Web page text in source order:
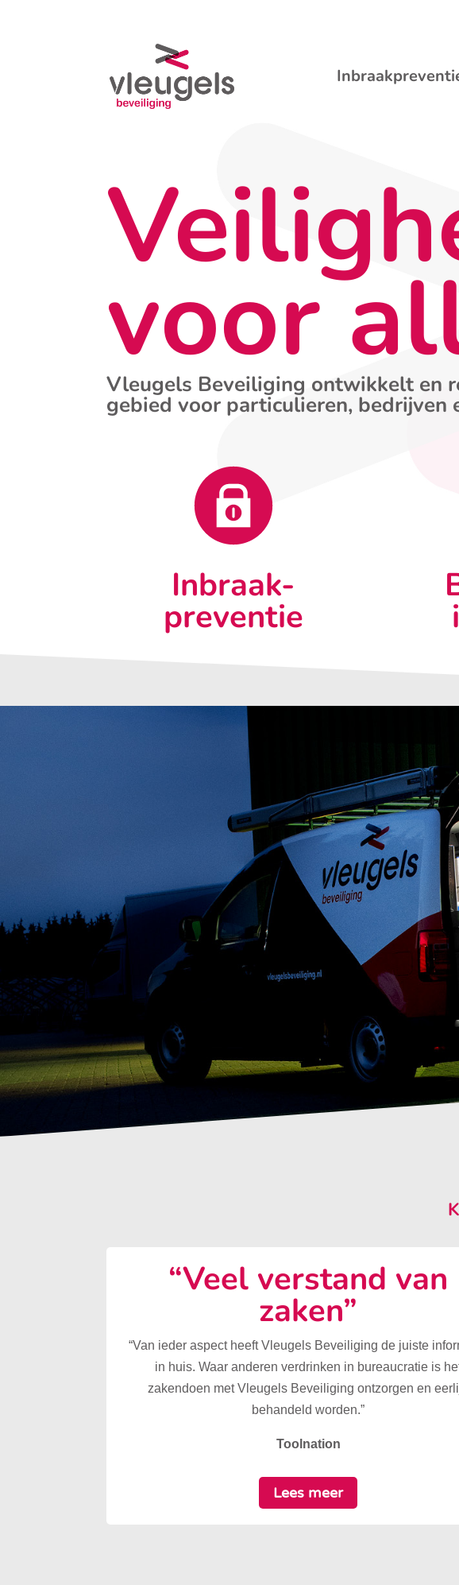
voor
Vleugels Beveiliging ontwikkelt en
gebied voor particulieren, bedrijven
Inbraak-
preventie
“Veel verstand van
zaken”
“Van ieder aspect heeft Vleugels Beveiliging de juiste
in huis. Waar anderen verdrinken in bureaucratie is
zakendoen met Vleugels Beveiliging ontzorgen en
behandeld worden.”
Toolnation
Lees meer